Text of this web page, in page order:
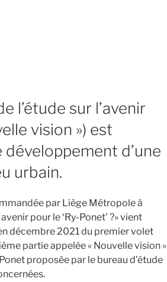
l’étude sur l’avenir
vision ») est
développement d’une
urbain.
par Liège Métropole à
pour le ‘Ry-Ponet’ ?» vient
décembre 2021 du premier volet
partie appelée « Nouvelle vision »
proposée par le bureau d’étude